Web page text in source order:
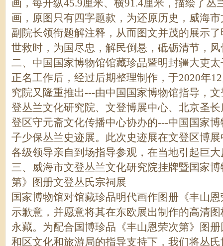
画，每开纵45.9厘米、横91.4厘米，描绘了丛
画，原图只有四字题款，为还原历史，威海
副院长领衔题解注释，从而图文并茂的展示
世救时，为国尽忠，解民倒悬，砥砺清节，
二、中国国家博物馆馆藏珍品暨明封疆大吏
正名工作后，经过后期整理制作，于2020年
究院又隆重推出---由中国国家博物馆指导，
登丛兰文化研究院、文登博展中心、北京圣
登区守元斋文化传播中心协办的---中国国家
子少保丛兰史迹展。此次史迹展在文登区博
各级领导亲自到场指导参观，在当地引起巨
三、威海市文登丛兰文化研究院挂牌暨国家
第》图册文登丛氏宗祠展
国家博物馆对馆藏珍品明代画作图册《丰山
示歉意，并愿意将其在东欧展出制作的高清
永藏。为配合国博珍品《丰山恩荣次第》图
和区文化和旅游局的指导支持下，我们将丛